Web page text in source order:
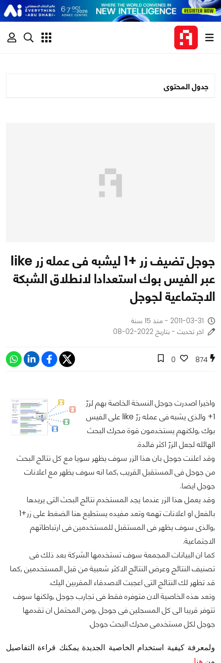
جدول المحتوى
جوجل تضيف زر +1 ليشبه فى عمله زر like
عبر الفيس بوك استعدادا لانطلاق الشبكة
الاجتماعية لجوجل
2011-03-31 - منذ 15 سنة
اخر تحديث - بتاريخ 2022-02-08
874
0
واخيرا اصدرت جوجل النسخة الخاصة بهم لزرّ
1+ والذى يشبه فى عمله زرّ like على الفيس
بوك ,ولكنهم يستخدمون قوة محرك البحث
الهائله لجعل الزرّ اكثر فائدة.
وقد اعلنت جوجل بان هذا الزر سوف يظهر سويا مع كل نتائج البحث
من جوجل فى المستقبل القريب ,كما انه سوف يظهر مع اعلانات
جوجل ايضا.
وقد يعمل هذا الزر عندما يجد المستخدم نتائج البحث التى يريدها
بالفعل او اعلانات تهمه وتعد مفيده يستطيع هنا الضغط على زر+1
,والذى سوف يظهر فى المستقبل للمستخدمين فى ارتباطاتهم
الاجتماعية.
كما ان البيانات المجمعة سوف تستخدمها الشركة بعد ذلك فى
تصنيف النتائج وعرض النتائج الاكثر شعبية من قبل المستخدمين ,كما
قد تظهر لك النتائج التى اعجبت الاصدقاء المقربين اليك.
وتعد هذه الخاصية الان متوفره فقط فى تجارب جوجل ,ولكنها سوف
تتوفر قريبا الى كل المسجلين فى جوجل ,ومن المحتمل ان تقدمها
جوجل لكل مستخدمى محرك البحث جوجل.
ولمعرفة كيفية استخدام الخاصية الجديدة يمكنك قراءة التفاصيل
من هنا.